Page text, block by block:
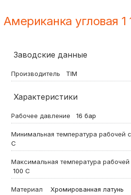
Американка угловая
Заводские данные
Производитель TIM
Характеристики
Рабочее давление 16 бар
Минимальная температура рабочей
С
Максимальная температура
100 С
Материал Хромированная латунь